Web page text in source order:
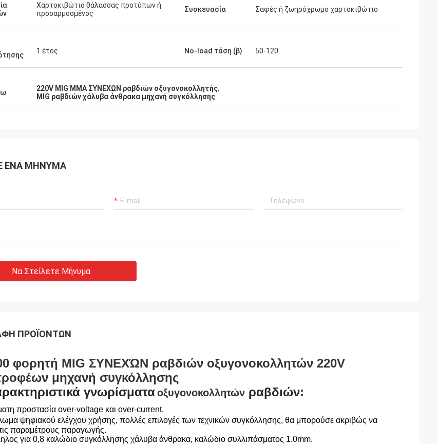
Χαρτοκιβώτιο θάλασσας προτύπων ή
προσαρμοσμένος
Συσκευασία Σαφές ή ζωηρόχρωμο χαρτοκιβώτιο
1 έτος No-load τάση (β) 50-120
220V MIG MMA ΣΥΝΕΧΩΝ ραβδιών οξυγονοκολλητής,
MIG ραβδιών χάλυβα άνθρακα μηχανή συγκόλλησης
ΈΝΑ ΜΉΝΥΜΑ
Να Στείλετε Μήνυμα
ΠΡΟΪΌΝΤΩΝ
φορητή MIG ΣΥΝΕΧΏΝ ραβδιών οξυγονοκολλητών 220V
μηχανή συγκόλλησης
γνωρίσματαοξυγονοκολλητών ραβδιών:
προστασία over-voltage και over-current.
ψηφιακού ελέγχου χρήσης, πολλές επιλογές των τεχνικών συγκόλλησης, θα μπορούσε ακριβώς να
παραμέτρους παραγωγής.
για 0,8 καλώδιο συγκόλλησης χάλυβα άνθρακα, καλώδιο συλλιπάσματος 1.0mm.